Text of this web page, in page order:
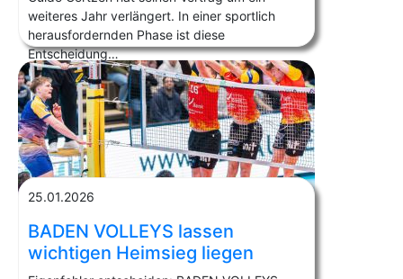
weiteres Jahr verlängert. In einer sportlich
herausfordernden Phase ist diese
Entscheidung…
25.01.2026
BADEN VOLLEYS lassen
wichtigen Heimsieg liegen